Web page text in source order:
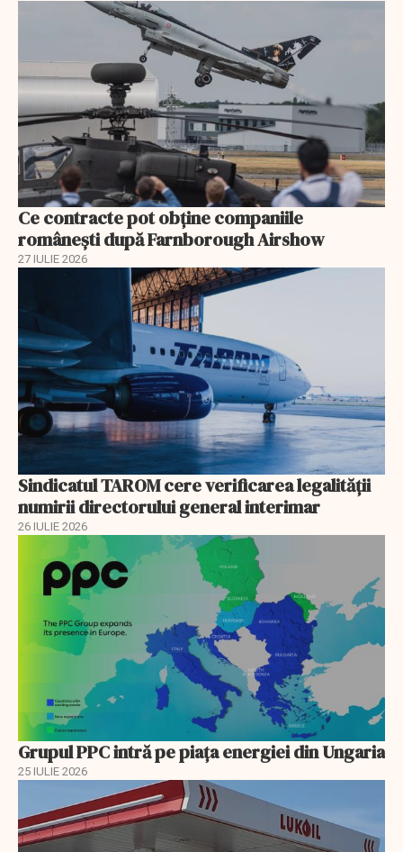
Ce contracte pot obține companiile
românești după Farnborough Airshow
27 IULIE 2026
Sindicatul TAROM cere verificarea legalității
numirii directorului general interimar
26 IULIE 2026
Grupul PPC intră pe piața energiei din Ungaria
25 IULIE 2026